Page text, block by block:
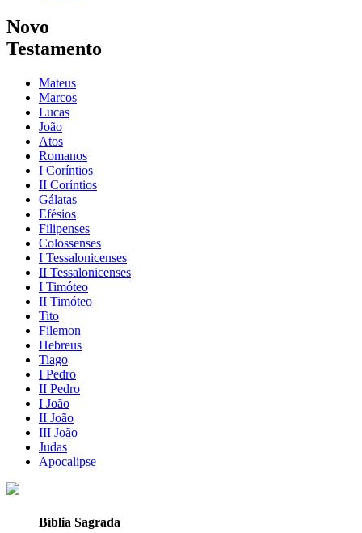
Novo
Testamento
Mateus
Marcos
Lucas
João
Atos
Romanos
I Coríntios
II Coríntios
Gálatas
Efésios
Filipenses
Colossenses
I Tessalonicenses
II Tessalonicenses
I Timóteo
II Timóteo
Tito
Filemon
Hebreus
Tiago
I Pedro
II Pedro
I João
II João
III João
Judas
Apocalipse
Bíblia Sagrada